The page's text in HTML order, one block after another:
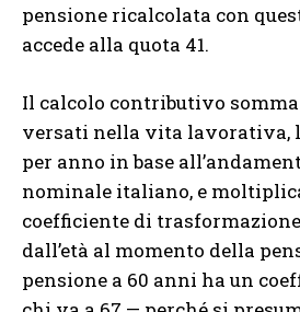
pensione ricalcolata con
accede alla quota 41.
Il calcolo contributivo
versati nella vita lavorativa,
per anno in base
nominale italiano, e
coefficiente di
dall’età al momento della
pensione a 60 anni ha un